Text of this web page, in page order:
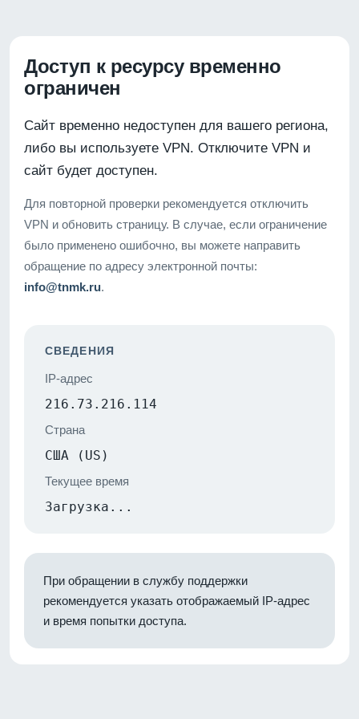
Доступ к ресурсу временно
ограничен
Сайт временно недоступен для вашего региона,
либо вы используете VPN. Отключите VPN и
сайт будет доступен.
Для повторной проверки рекомендуется отключить
VPN и обновить страницу. В случае, если ограничение
было применено ошибочно, вы можете направить
обращение по адресу электронной почты:
info@tnmk.ru.
СВЕДЕНИЯ
IP-адрес
216.73.216.114
Страна
США (US)
Текущее время
Загрузка...
При обращении в службу поддержки
рекомендуется указать отображаемый IP-адрес
и время попытки доступа.